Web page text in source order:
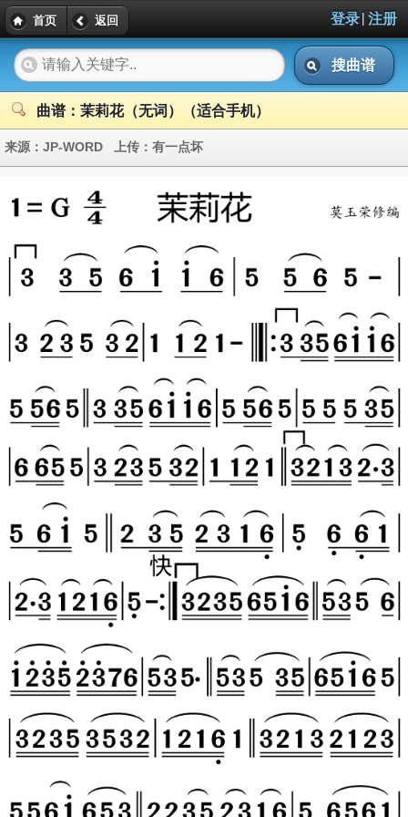
首页 返回 登录| 注册
搜曲谱
曲谱：茉莉花（无词）（适合手机）
来源： JP-WORD 上传： 有一点坏